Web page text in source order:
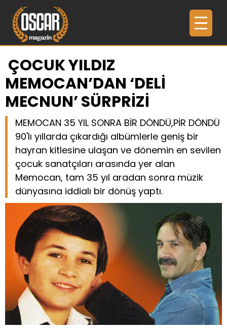
ÇOCUK YILDIZ
MEMOCAN’DAN ‘DELİ
MECNUN’ SÜRPRİZİ
MEMOCAN 35 YIL SONRA BİR DÖNDÜ,PİR DÖNDÜ
90'lı yıllarda çıkardığı albümlerle geniş bir
hayran kitlesine ulaşan ve dönemin en sevilen
çocuk sanatçıları arasında yer alan
Memocan, tam 35 yıl aradan sonra müzik
dünyasına iddialı bir dönüş yaptı.